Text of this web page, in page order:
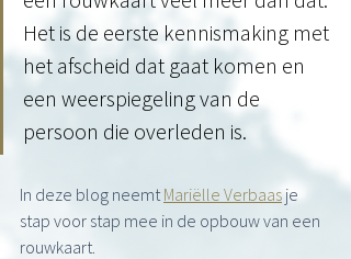
Het is de eerste kennismaking met
het afscheid dat gaat komen en
een weerspiegeling van de
persoon die overleden is.
In deze blog neemt Mariëlle Verbaas je
stap voor stap mee in de opbouw van een
rouwkaart.